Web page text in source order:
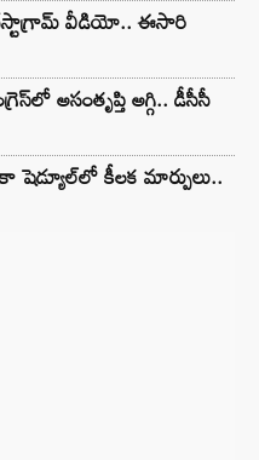
వీడియో.. ఈసారి
అసంతృప్తి అగ్గి.. డీసీసీ
షెడ్యూల్‌లో కీలక మార్పులు..